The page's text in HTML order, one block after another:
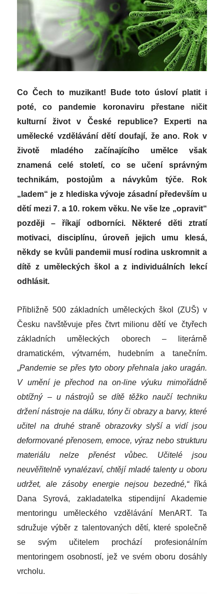
Co Čech to muzikant! Bude toto úsloví platit i
poté, co pandemie koronaviru přestane ničit
kulturní život v České republice? Experti na
umělecké vzdělávání dětí doufají, že ano. Rok v
životě mladého začínajícího umělce však
znamená celé století, co se učení správným
technikám, postojům a návykům týče. Rok
„ladem“ je z hlediska vývoje zásadní především u
dětí mezi 7. a 10. rokem věku. Ne vše lze „opravit“
později – říkají odborníci. Některé děti ztratí
motivaci, disciplínu, úroveň jejich umu klesá,
někdy se kvůli pandemii musí rodina uskromnit a
dítě z uměleckých škol a z individuálních lekcí
odhlásit.
Přibližně 500 základních uměleckých škol (ZUŠ) v
Česku navštěvuje přes čtvrt milionu dětí ve čtyřech
základních uměleckých oborech – literárně
dramatickém, výtvarném, hudebním a tanečním.
„Pandemie se přes tyto obory přehnala jako uragán.
V umění je přechod na on-line výuku mimořádně
obtížný – u nástrojů se dítě těžko naučí techniku
držení nástroje na dálku, tóny či obrazy a barvy, které
učitel na druhé straně obrazovky slyší a vidí jsou
deformované přenosem, emoce, výraz nebo strukturu
materiálu nelze přenést vůbec. Učitelé jsou
neuvěřitelně vynalézaví, chtějí mladé talenty u oboru
udržet, ale zásoby energie nejsou bezedné,“říká
Dana Syrová, zakladatelka stipendijní Akademie
mentoringu uměleckého vzdělávání MenART. Ta
sdružuje výběr z talentovaných dětí, které společně
se svým učitelem prochází profesionálním
mentoringem osobností, jež ve svém oboru dosáhly
vrcholu.